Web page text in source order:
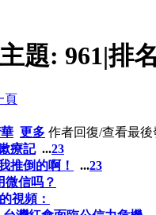
主題: 961|排
頁
更多 作者回復/查看最後
療記 ...23
推倒的啊！
...23
微信吗？
視頻：